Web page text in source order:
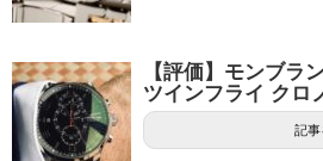
【評価】モンブラ
ツインフライ クロ
記事